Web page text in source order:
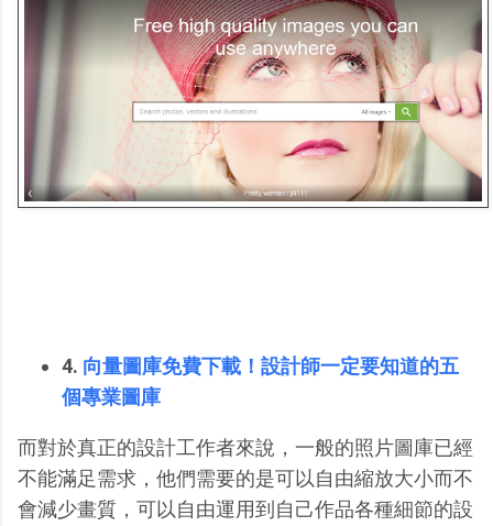
4. 向量圖庫免費下載！設計師一定要知道的五
個專業圖庫
而對於真正的設計工作者來說，一般的照片圖庫已經
不能滿足需求，他們需要的是可以自由縮放大小而不
會減少畫質，可以自由運用到自己作品各種細節的設